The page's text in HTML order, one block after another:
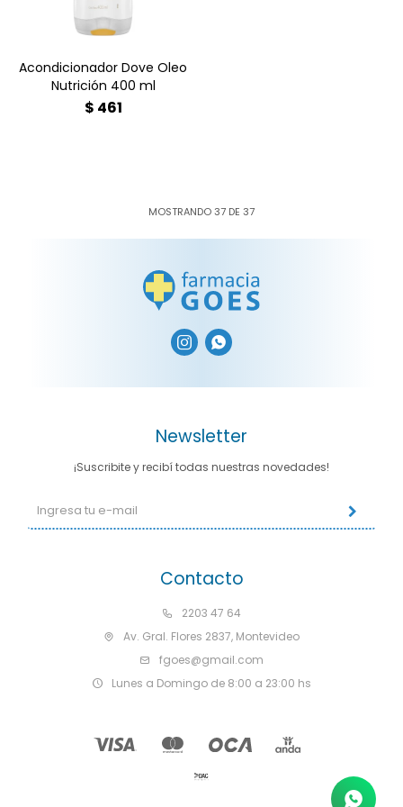
Acondicionador Dove Oleo
Nutrición 400 ml
$ 461
MOSTRANDO37 DE 37
 
Contacto
2203 47 64
Av. Gral. Flores 2837, Montevideo
fgoes@gmail.com
Lunes a Domingo de 8:00 a 23:00 hs
Newsletter
¡Suscribite y recibí todas nuestras novedades!